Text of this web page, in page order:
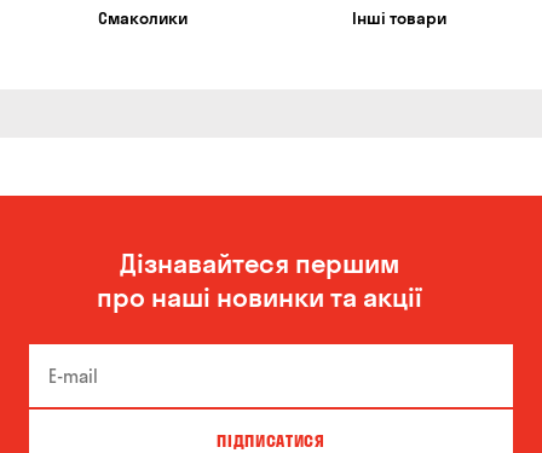
Смаколики Інші товари
Дізнавайтеся першим
про наші новинки та акції
ПІДПИСАТИСЯ